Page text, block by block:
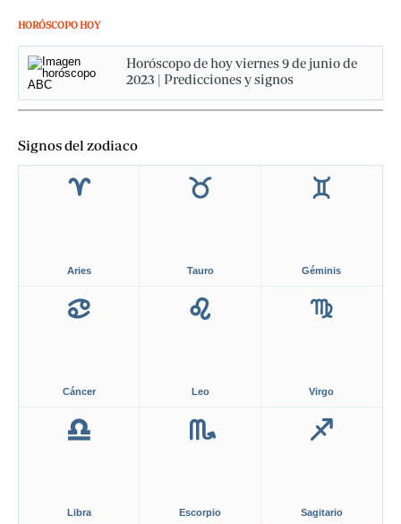
HORÓSCOPO HOY
Horóscopo de hoy viernes 9 de junio de
2023 | Predicciones y signos
Signos del zodiaco
Aries Tauro Géminis
Cáncer Leo Virgo
Libra Escorpio Sagitario